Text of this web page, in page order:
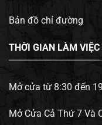
Bản đồ chỉ đường
THỜI GIAN LÀM VIỆC
Mở cửa từ 8:30 đến
Mở Cửa Cả Thứ 7 Và